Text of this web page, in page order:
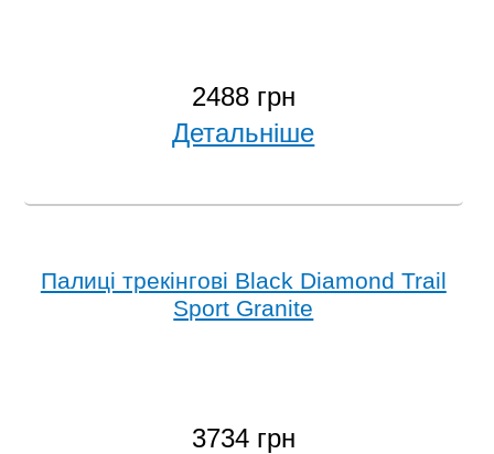
2488 грн
Детальніше
Палиці трекінгові Black Diamond Trail
Sport Granite
3734 грн